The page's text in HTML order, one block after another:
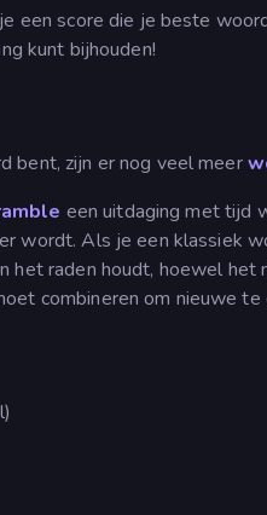
een score die je beste
kunt bijhouden!
bent, zijn er nog veel meer
een uitdaging met tijd
wordt. Als je een klassiek
het raden houdt, hoewel
combineren om nieuwe te